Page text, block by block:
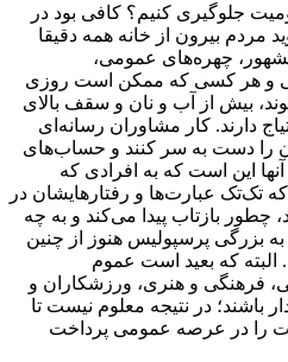
جلوگیری کنیم؟ کافی بود در
مردم بیرون از خانه همه دقیقا
چهره‌های عمومی،
و هر کسی که ممکن است روزی
بیش از آب و نان و سقف بالای
دارند. کار مشاوران رسانه‌ای
را دست به سر کنند و حساب‌های
آنها این است که به افرادی که
تک‌تک عبارت‌ها و رفتارهایشان در
بازتاب پیدا می‌کند و به چه
بزرگی پرسپولیس هنوز از چنین
که بعید است عموم
فرهنگی و هنری، ورزشکاران و
باشند؛ در نتیجه معلوم نیست تا
را در عرصه عمومی پرداخت